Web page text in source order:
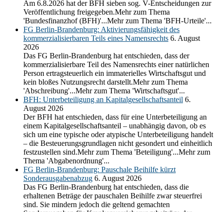
Am 6.8.2026 hat der BFH sieben sog. V-Entscheidungen zur
Veröffentlichung freigegeben.Mehr zum Thema
'Bundesfinanzhof (BFH)'...Mehr zum Thema 'BFH-Urteile'...
FG Berlin-Brandenburg: Aktivierungsfähigkeit des
kommerzialisierbaren Teils eines Namensrechts 6. August
2026
Das FG Berlin-Brandenburg hat entschieden, dass der
kommerzialisierbare Teil des Namensrechts einer natürlichen
Person ertragsteuerlich ein immaterielles Wirtschaftsgut und
kein bloßes Nutzungsrecht darstellt.Mehr zum Thema
'Abschreibung'...Mehr zum Thema 'Wirtschaftsgut'...
BFH: Unterbeteiligung an Kapitalgesellschaftsanteil 6.
August 2026
Der BFH hat entschieden, dass für eine Unterbeteiligung an
einem Kapitalgesellschaftsanteil – unabhängig davon, ob es
sich um eine typische oder atypische Unterbeteiligung handelt
– die Besteuerungsgrundlagen nicht gesondert und einheitlich
festzustellen sind.Mehr zum Thema 'Beteiligung'...Mehr zum
Thema 'Abgabenordnung'...
FG Berlin-Brandenburg: Pauschale Beihilfe kürzt
Sonderausgabenabzug 6. August 2026
Das FG Berlin-Brandenburg hat entschieden, dass die
erhaltenen Beträge der pauschalen Beihilfe zwar steuerfrei
sind. Sie mindern jedoch die geltend gemachten